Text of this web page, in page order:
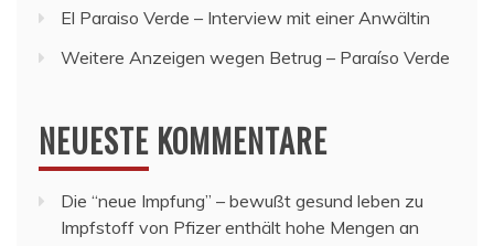
El Paraiso Verde – Interview mit einer Anwältin
Weitere Anzeigen wegen Betrug – Paraíso Verde
NEUESTE KOMMENTARE
Die “neue Impfung” – bewußt gesund leben zu
Impfstoff von Pfizer enthält hohe Mengen an